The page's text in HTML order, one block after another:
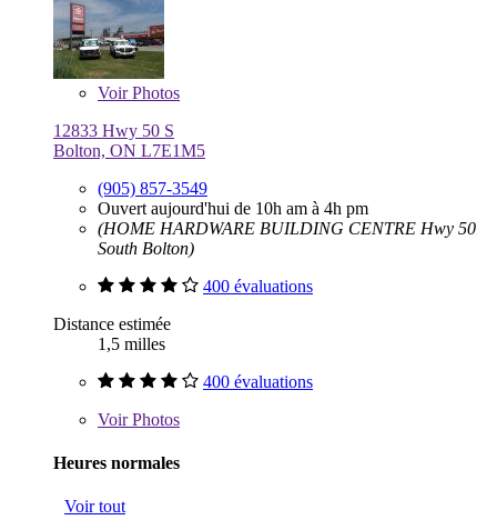
VoirPhotos
12833 Hwy 50 S
Bolton, ON L7E1M5
(905) 857-3549
Ouvert aujourd'hui de 10h am à 4h pm
(HOME HARDWARE BUILDING CENTRE Hwy 50
South Bolton)
400 évaluations
Distance estimée
1,5 milles
400 évaluations
VoirPhotos
Heures normales
Voir tout